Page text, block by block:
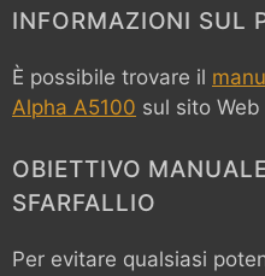
INFORMAZIONI SUL
È possibile trovare il
Alpha A5100 sul sito Web
OBIETTIVO
SFARFALLIO
Per evitare qualsiasi